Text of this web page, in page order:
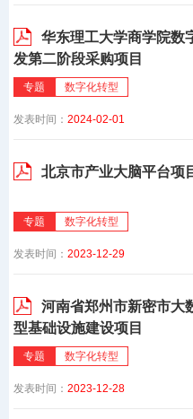
华东理工大学商学院数
发第二阶段采购项目
专题 数字化转型
发表时间： 2024-02-01
北京市产业大脑平台项
专题 数字化转型
发表时间： 2023-12-29
河南省郑州市新密市大
型基础设施建设项目
专题 数字化转型
发表时间： 2023-12-28